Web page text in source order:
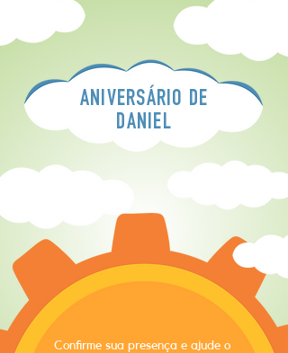
Confirme sua presença e ajude o
ANIVERSÁRIO DE
DANIEL